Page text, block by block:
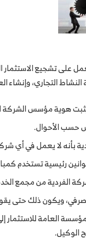
على تشجيع
النشاط التجاري،
هوية مؤسس الشركة
حسب الأحوال.
بأنه لا يعمل في أي
رئيسية تستخدم
الفردية من مجمع
ويكون ذلك حتى
العامة
الوكيل.